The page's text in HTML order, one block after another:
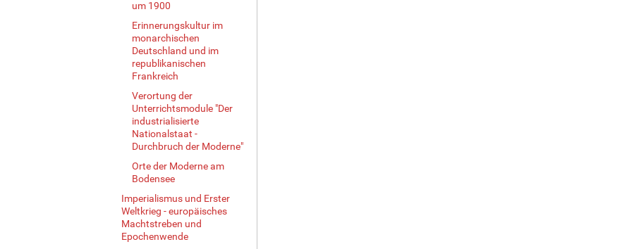
um 1900
Erinnerungskultur im
monarchischen
Deutschland und im
republikanischen
Frankreich
Verortung der
Unterrichtsmodule "Der
industrialisierte
Nationalstaat -
Durchbruch der Moderne"
Orte der Moderne am
Bodensee
Imperialismus und Erster
Weltkrieg - europäisches
Machtstreben und
Epochenwende